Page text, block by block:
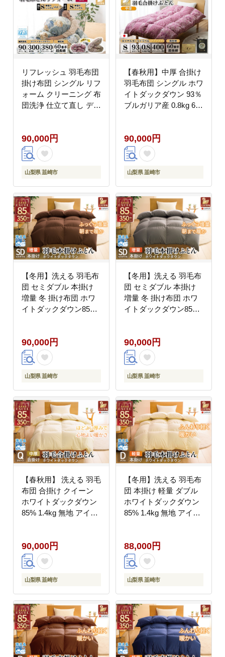
県 韮崎市 20743587]
リフレッシュ 羽毛布団
掛け布団 シングル リフ
ォーム クリーニング 布
団洗浄 仕立て直し デラ
超長綿 青 柄おまかせ】
布団打ち直し 布団リフ
ォーム リフレッシュサ
ービス 布団 羽毛 ふと
羽毛ぶとん 打ち直し 抗
菌防臭 [川村羽毛 山梨
県 韮崎市 20743588]
90,000円
山梨県 韮崎市
【春秋用】中厚 合掛け
羽毛布団 シングル ホワ
イトダックダウン 93％
ブルガリア産 0.8kg 60
韮崎市 20741796] 布団
日本製
90,000円
山梨県 韮崎市
【冬用】洗える 羽毛布
団 セミダブル 本掛け
増量 冬 掛け布団 ホワ
イトダックダウン85％
とん 本掛け布団 4つ星
エクセルゴールドラベ
ル 掛布団 羽毛掛け布団
コインランドリー 抗菌
防ダニ ダウンケット 寝
具 [川村羽毛 山梨県 韮
崎市 20742904]
90,000円
山梨県 韮崎市
【冬用】洗える 羽毛布
団 セミダブル 本掛け
増量 冬 掛け布団 ホワ
イトダックダウン85％
ん 本掛け布団 4つ星 エ
クセルゴールドラベル
ダウンケット 寝具 掛布
団 羽毛掛け布団 コイン
汚加工 柔軟加工 防ダニ
[川村羽毛 山梨県 韮崎
市 20745105]
90,000円
山梨県 韮崎市
【春秋用】 洗える 羽毛
布団 合掛け クイーン
ホワイトダックダウン
85% 1.4kg 無地 アイボ
20745420] 合い掛け 軽
い羽毛 布団 コインラン
ドリー 掛け布団 ダウン
かけ布団 ふとん 羽毛ふ
ルゴールドラベル
90,000円
山梨県 韮崎市
【冬用】洗える 羽毛布
団 本掛け 軽量 ダブル
ホワイトダックダウン
85% 1.4kg 無地 アイボ
マンションタイプ 軽い
コインランドリー 掛け
布団 ダウンかけ布団 ふ
とん 羽毛ふとん 本掛け
ールドラベル
88,000円
山梨県 韮崎市